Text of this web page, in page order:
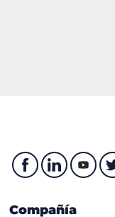
Compañía